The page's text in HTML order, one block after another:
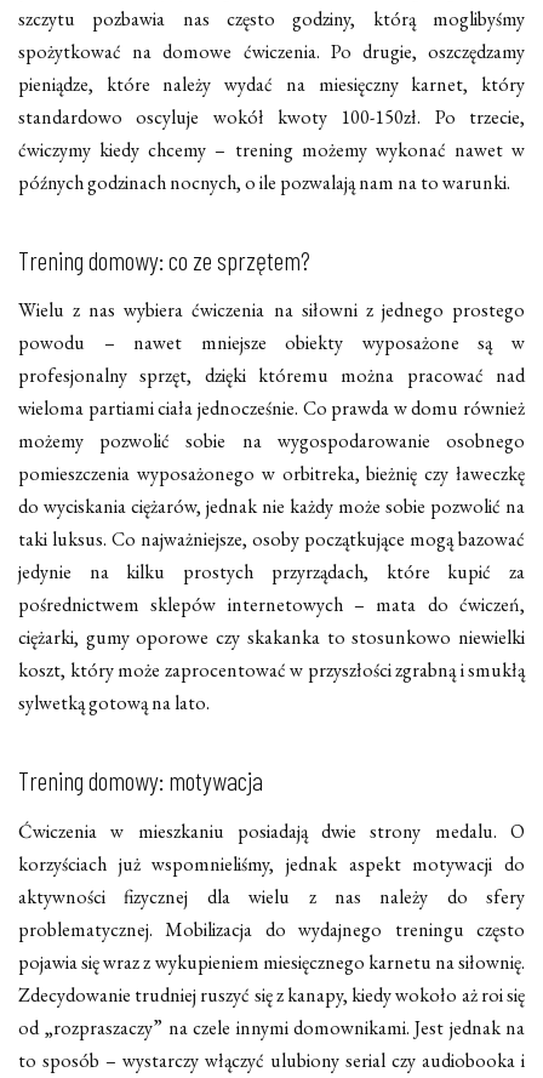
szczytu pozbawia nas często godziny, którą moglibyśmy
spożytkować na domowe ćwiczenia. Po drugie, oszczędzamy
pieniądze, które należy wydać na miesięczny karnet, który
standardowo oscyluje wokół kwoty 100-150zł. Po trzecie,
ćwiczymy kiedy chcemy – trening możemy wykonać nawet w
późnych godzinach nocnych, o ile pozwalają nam na to warunki.
Trening domowy: co ze sprzętem?
Wielu z nas wybiera ćwiczenia na siłowni z jednego prostego
powodu – nawet mniejsze obiekty wyposażone są w
profesjonalny sprzęt, dzięki któremu można pracować nad
wieloma partiami ciała jednocześnie. Co prawda w domu również
możemy pozwolić sobie na wygospodarowanie osobnego
pomieszczenia wyposażonego w orbitreka, bieżnię czy ławeczkę
do wyciskania ciężarów, jednak nie każdy może sobie pozwolić na
taki luksus. Co najważniejsze, osoby początkujące mogą bazować
jedynie na kilku prostych przyrządach, które kupić za
pośrednictwem sklepów internetowych – mata do ćwiczeń,
ciężarki, gumy oporowe czy skakanka to stosunkowo niewielki
koszt, który może zaprocentować w przyszłości zgrabną i smukłą
sylwetką gotową na lato.
Trening domowy: motywacja
Ćwiczenia w mieszkaniu posiadają dwie strony medalu. O
korzyściach już wspomnieliśmy, jednak aspekt motywacji do
aktywności fizycznej dla wielu z nas należy do sfery
problematycznej. Mobilizacja do wydajnego treningu często
pojawia się wraz z wykupieniem miesięcznego karnetu na siłownię.
Zdecydowanie trudniej ruszyć się z kanapy, kiedy wokoło aż roi się
od „rozpraszaczy” na czele innymi domownikami. Jest jednak na
to sposób – wystarczy włączyć ulubiony serial czy audiobooka i